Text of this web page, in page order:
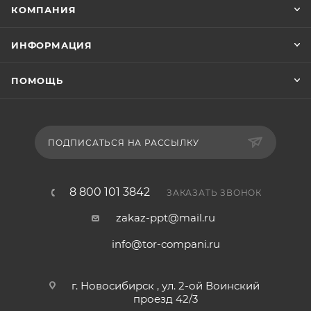
КОМПАНИЯ
ИНФОРМАЦИЯ
ПОМОЩЬ
ПОДПИСАТЬСЯ НА РАССЫЛКУ
8 800 101 3842 ЗАКАЗАТЬ ЗВОНОК
zakaz-ppt@mail.ru
info@tor-compani.ru
г. Новосибирск , ул. 2-ой Воинский
проезд 42/3